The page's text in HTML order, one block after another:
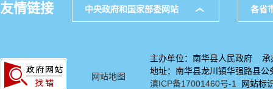
友情链接 中央政府和国家部委网站 各省
网站地图
主办单位：南华县人民政府 承
地址：南华县龙川镇华强路
滇ICP备17001460号-1
网站标